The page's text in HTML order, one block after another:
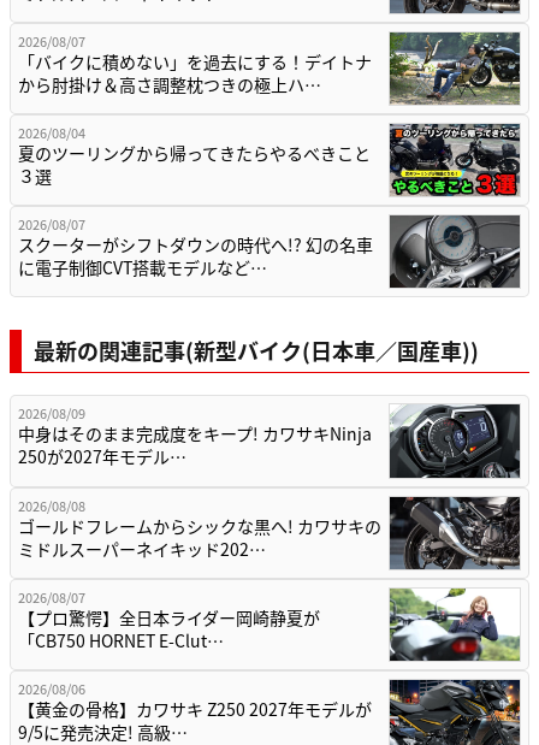
2026/08/07
「バイクに積めない」を過去にする！デイトナ
から肘掛け＆高さ調整枕つきの極上ハ…
2026/08/04
夏のツーリングから帰ってきたらやるべきこと
３選
2026/08/07
スクーターがシフトダウンの時代へ!? 幻の名車
に電子制御CVT搭載モデルなど…
最新の関連記事(新型バイク(日本車／国産車))
2026/08/09
中身はそのまま完成度をキープ! カワサキNinja
250が2027年モデル…
2026/08/08
ゴールドフレームからシックな黒へ! カワサキの
ミドルスーパーネイキッド202…
2026/08/07
【プロ驚愕】全日本ライダー岡崎静夏が
「CB750 HORNET E-Clut…
2026/08/06
【黄金の骨格】カワサキ Z250 2027年モデルが
9/5に発売決定! 高級…